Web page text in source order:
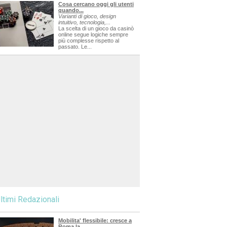
Cosa cercano oggi gli utenti
quando...
Varianti di gioco, design
intuitivo, tecnologia,...
La scelta di un gioco da casinò
online segue logiche sempre
più complesse rispetto al
passato. Le...
Redazionali
Mobilita' flessibile: cresce a